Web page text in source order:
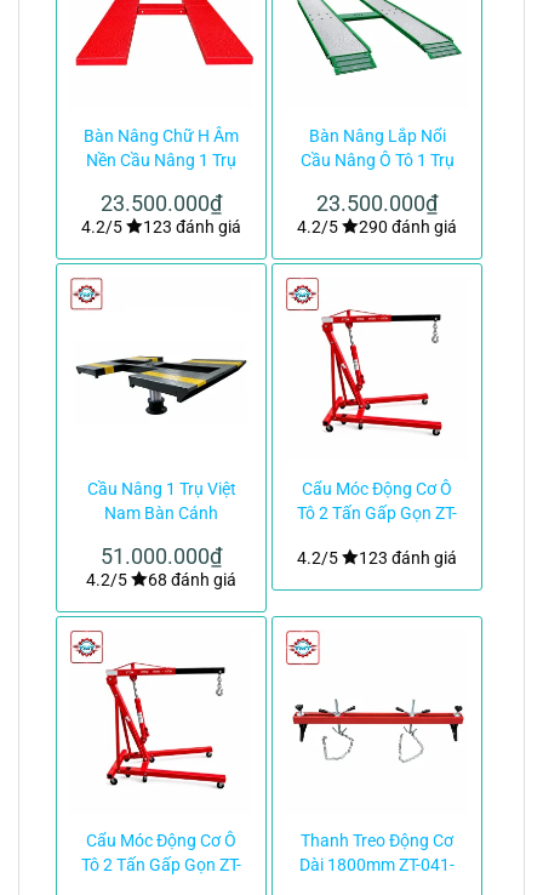
Bàn Nâng Chữ H Âm
Nền Cầu Nâng 1 Trụ
23.500.000₫
4.2/5 123 đánh giá
Bàn Nâng Lắp Nổi
Cầu Nâng Ô Tô 1 Trụ
23.500.000₫
4.2/5 290 đánh giá
Cầu Nâng 1 Trụ Việt
Nam Bàn Cánh
51.000.000₫
4.2/5 68 đánh giá
Cẩu Móc Động Cơ Ô
Tô 2 Tấn Gấp Gọn ZT-
4.2/5
123 đánh giá
Cẩu Móc Động Cơ Ô
Tô 2 Tấn Gấp Gọn ZT-
Thanh Treo Động Cơ
Dài 1800mm ZT-041-